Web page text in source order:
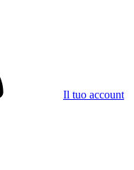
Il tuo account